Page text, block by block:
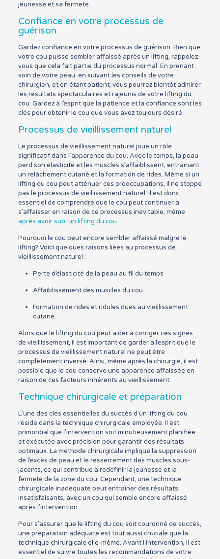
jeunesse et sa fermeté.
Confiance en votre processus de
guérison
Gardez confiance en votre processus de guérison. Bien que
votre cou puisse sembler affaissé après un lifting, rappelez-
vous que cela fait partie du processus normal. En prenant
soin de votre peau, en suivant les conseils de votre
chirurgien, et en étant patient, vous pourrez bientôt admirer
les résultats spectaculaires et rajeunis de votre lifting du
cou. Gardez à l’esprit que la patience et la confiance sont les
clés pour obtenir le cou que vous avez toujours désiré.
Processus de vieillissement naturel
Le processus de vieillissement naturel joue un rôle
significatif dans l’apparence du cou. Avec le temps, la peau
perd son élasticité et les muscles s’affaiblissent, entraînant
un relâchement cutané et la formation de rides. Même si un
lifting du cou peut atténuer ces préoccupations, il ne stoppe
pas le processus de vieillissement naturel. Il est donc
essentiel de comprendre que le cou peut continuer à
s’affaisser en raison de ce processus inévitable, même
après avoir subi un lifting du cou.
Pourquoi le cou peut encore sembler affaissé malgré le
lifting? Voici quelques raisons liées au processus de
vieillissement naturel :
Perte d’élasticité de la peau au fil du temps
Affaiblissement des muscles du cou
Formation de rides et ridules dues au vieillissement
cutané
Alors que le lifting du cou peut aider à corriger ces signes
de vieillissement, il est important de garder à l’esprit que le
processus de vieillissement naturel ne peut être
complètement inversé. Ainsi, même après la chirurgie, il est
possible que le cou conserve une apparence affaissée en
raison de ces facteurs inhérents au vieillissement.
Technique chirurgicale et préparation
L’une des clés essentielles du succès d’un lifting du cou
réside dans la technique chirurgicale employée. Il est
primordial que l’intervention soit minutieusement planifiée
et exécutée avec précision pour garantir des résultats
optimaux. La méthode chirurgicale implique la suppression
de l’excès de peau et le resserrement des muscles sous-
jacents, ce qui contribue à redéfinir la jeunesse et la
fermeté de la zone du cou. Cependant, une technique
chirurgicale inadéquate peut entraîner des résultats
insatisfaisants, avec un cou qui semble encore affaissé
après l’intervention.
Pour s’assurer que le lifting du cou soit couronné de succès,
une préparation adéquate est tout aussi cruciale que la
technique chirurgicale elle-même. Avant l’intervention, il est
essentiel de suivre toutes les recommandations de votre